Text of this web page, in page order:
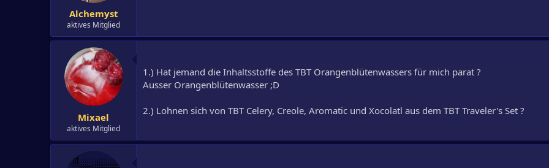
Alchemyst
aktives Mitglied
Mixael
aktives Mitglied
1.) Hat jemand die Inhaltsstoffe des TBT Orangenblütenwassers für mich parat ?
Ausser Orangenblütenwasser ;D
2.) Lohnen sich von TBT Celery, Creole, Aromatic und Xocolatl aus dem TBT Traveler's Set ?